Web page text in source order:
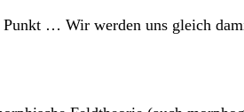
… Wir werden uns gleich